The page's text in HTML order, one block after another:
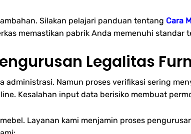
Silakan pelajari panduan tentang Cara
memastikan pabrik Anda memenuhi standar
Legalitas
Namun proses verifikasi sering
Kesalahan input data berisiko membuat
Layanan kami menjamin proses